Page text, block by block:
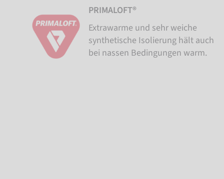
PRIMALOFT®
Extrawarme und sehr weiche
synthetische Isolierung hält auch
bei nassen Bedingungen warm.